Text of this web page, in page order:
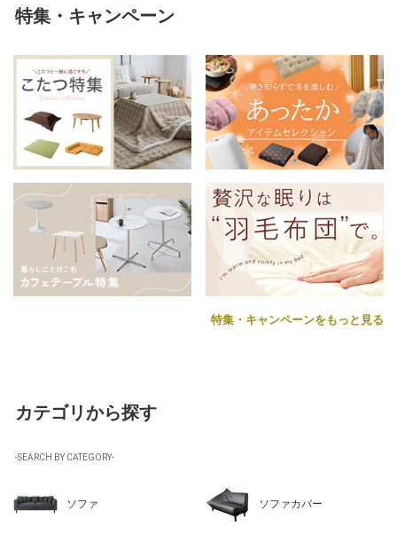
特集・キャンペーン
特集・キャンペーンをもっと見る
カテゴリから探す
-SEARCH BY CATEGORY-
ソファ ソファカバー